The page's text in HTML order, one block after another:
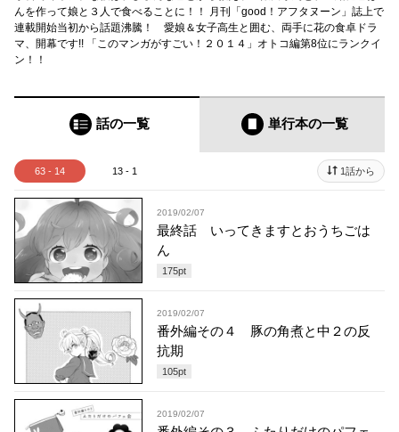
んを作って娘と３人で食べることに！！ 月刊「good！アフタヌーン」誌上で
連載開始当初から話題沸騰！ 愛娘＆女子高生と囲む、両手に花の食卓ドラ
マ、開幕です!! 「このマンガがすごい！２０１４」オトコ編第8位にランクイ
ン！！
話の一覧 単行本の一覧
63 - 14 13 - 1 1話から
2019/02/07
最終話 いってきますとおうちごは
ん
175pt
2019/02/07
番外編その４ 豚の角煮と中２の反
抗期
105pt
2019/02/07